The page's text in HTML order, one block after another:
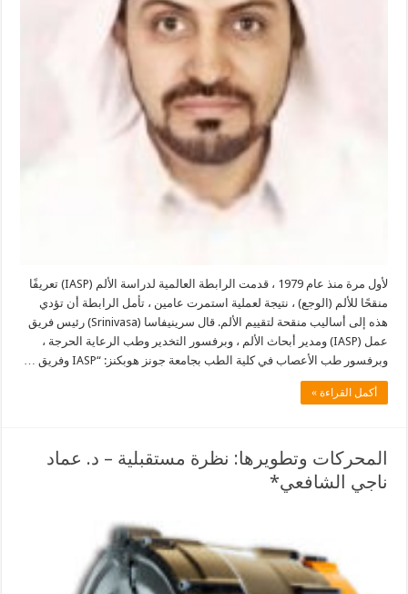
لأول مرة منذ عام 1979 ، قدمت الرابطة العالمية لدراسة الألم (IASP) تعريفًا
منقحًا للألم (الوجع) ، نتيجة لعملية استمرت عامين ، تأمل الرابطة أن تؤدي
هذه إلى أساليب منقحة لتقييم الألم. قال سرينيفاسا (Srinivasa) رئيس فريق
عمل (IASP) ومدير أبحاث الألم ، وبرفسور التخدير وطب الرعاية الحرجة ،
وبرفسور طب الأعصاب في كلية الطب بجامعة جونز هوبكنز: “IASP وفريق …
أكمل القراءة »
المحركات وتطويرها: نظرة مستقبلية – د. عماد
ناجي الشافعي*